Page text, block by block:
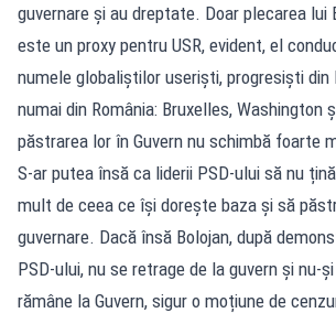
guvernare și au dreptate. Doar plecarea lui
este un proxy pentru USR, evident, el
numele globaliștilor useriști, progresiști din
numai din România: Bruxelles, Washington
păstrarea lor în Guvern nu schimbă foarte
S-ar putea însă ca liderii PSD-ului să nu
mult de ceea ce își dorește baza și să
guvernare. Dacă însă Bolojan, după
PSD-ului, nu se retrage de la guvern și nu-
rămâne la Guvern, sigur o moțiune de